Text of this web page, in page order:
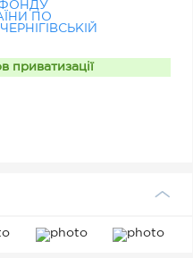
00022668), номер
засобу: САК
Технічний стан –
по терміну
стані; наявні
засобу
2004 року
30 календарних днів з
суб’єктом
такі роботи, на рахунок
державного майна
та Чернігівській
ФОНДУ
ПО
приватизації